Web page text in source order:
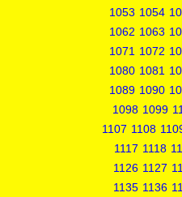
1053 1054
1062 1063
1071 1072
1080 1081
1089 1090
1098 1099
1107 1108
1117 1118
1126 1127
1135 1136